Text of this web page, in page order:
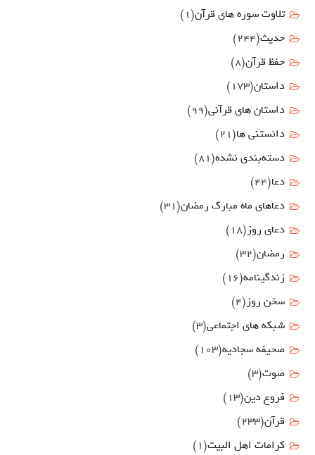
تلاوت سوره های قرآن(1)
حدیث(244)
حفظ قرآن(8)
داستان(173)
داستان های قرآنی(99)
دانستنی ها(21)
دسته‌بندی نشده(81)
دعا(44)
دعاهای ماه مبارک رمضان(31)
دعای روز(18)
رمضان(32)
زندگینامه(16)
سخن روز(4)
شبکه های اجتماعی(3)
صحیفه سجادیه(103)
صوت(3)
فروع دين(13)
قرآن(233)
كرامات اهل البيت(1)